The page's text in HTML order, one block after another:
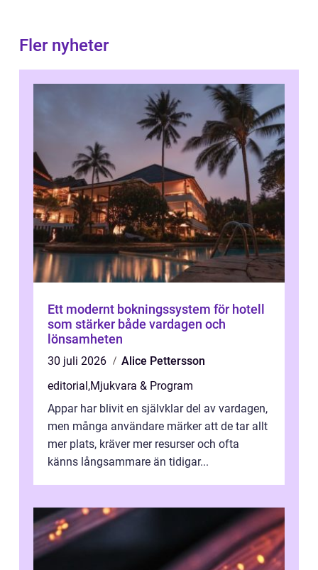
Fler nyheter
Ett modernt bokningssystem för hotell
som stärker både vardagen och
lönsamheten
30 juli 2026
Alice Pettersson
editorial,Mjukvara & Program
Appar har blivit en självklar del av vardagen,
men många användare märker att de tar allt
mer plats, kräver mer resurser och ofta
känns långsammare än tidigar...